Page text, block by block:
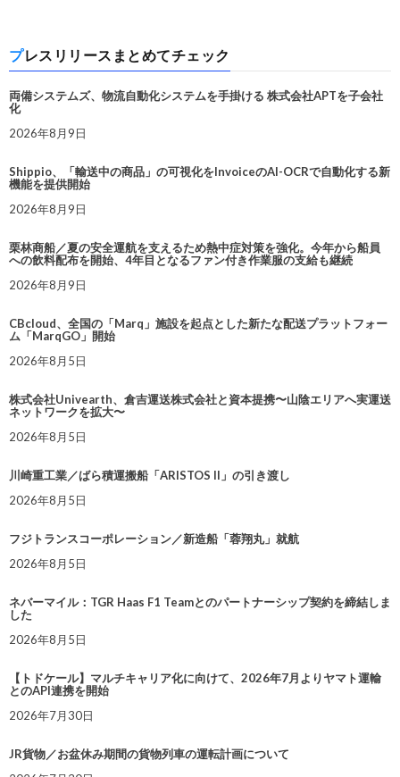
プレスリリースまとめてチェック
両備システムズ、物流自動化システムを手掛ける 株式会社APTを子会社
化
2026年8月9日
Shippio、「輸送中の商品」の可視化をInvoiceのAI-OCRで自動化する新
機能を提供開始
2026年8月9日
栗林商船／夏の安全運航を支えるため熱中症対策を強化。今年から船員
への飲料配布を開始、4年目となるファン付き作業服の支給も継続
2026年8月9日
CBcloud、全国の「Marq」施設を起点とした新たな配送プラットフォー
ム「MarqGO」開始
2026年8月5日
株式会社Univearth、倉吉運送株式会社と資本提携〜山陰エリアへ実運送
ネットワークを拡大〜
2026年8月5日
川崎重工業／ばら積運搬船「ARISTOS II」の引き渡し
2026年8月5日
フジトランスコーポレーション／新造船「蓉翔丸」就航
2026年8月5日
ネバーマイル：TGR Haas F1 Teamとのパートナーシップ契約を締結しま
した
2026年8月5日
【トドケール】マルチキャリア化に向けて、2026年7月よりヤマト運輸
とのAPI連携を開始
2026年7月30日
JR貨物／お盆休み期間の貨物列車の運転計画について